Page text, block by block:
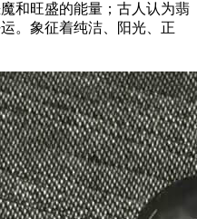
和旺盛的能量；古人认为翡
。象征着纯洁、阳光、正